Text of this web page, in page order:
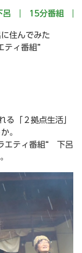
呂 15分番組
住んでみた
ティ番組”
「２拠点生活」
。
エティ番組“ 下呂